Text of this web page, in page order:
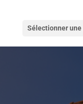
Sélectionner une